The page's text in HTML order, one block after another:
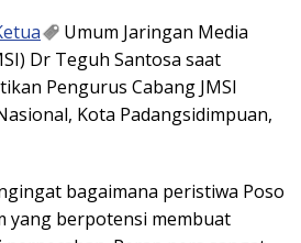
Umum Jaringan Media
Dr Teguh Santosa saat
Pengurus Cabang JMSI
Kota Padangsidimpuan,
bagaimana peristiwa Poso
yang berpotensi membuat